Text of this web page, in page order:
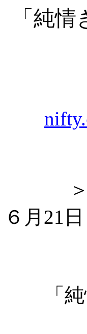
「純
＞
６月21
「